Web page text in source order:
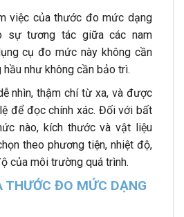
việc của thước đo mức dạng
sự tương tác giữa các nam
cụ đo mức này không cần
hầu như không cần bảo trì.
nhìn, thậm chí từ xa, và được
để đọc chính xác. Đối với bất
nào, kích thước và vật liệu
theo phương tiện, nhiệt độ,
của môi trường quá trình.
THƯỚC ĐO MỨC DẠNG